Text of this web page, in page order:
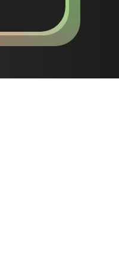
ります。特
ている企業ほ
に慎重にな
づかない個人
手が見えに
明確な答えが
部長が頭を
の典型と言
ーズへのコ